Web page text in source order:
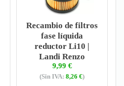
Recambio de filtros
fase líquida
reductor Li10 |
Landi Renzo
9,99 €
(Sin IVA: 8,26 €)